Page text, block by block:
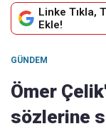
Linke Tıkla,
Ekle!
GÜNDEM
Ömer
sözlerine